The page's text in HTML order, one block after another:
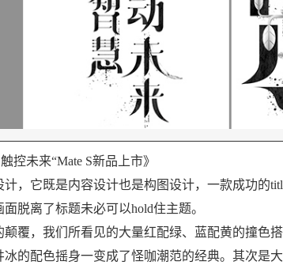
未来“Mate S新品上市》
它既是内容设计也是构图设计，一款成功的
离了标题未必可以hold住主题。
，我们所看见的大量红配绿、蓝配黄的撞色
的配色摇身一变成了怪咖潮范的经典。其次是